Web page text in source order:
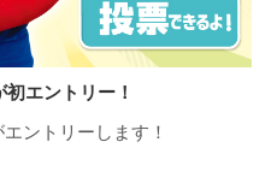
エントリー！
ントリーします！